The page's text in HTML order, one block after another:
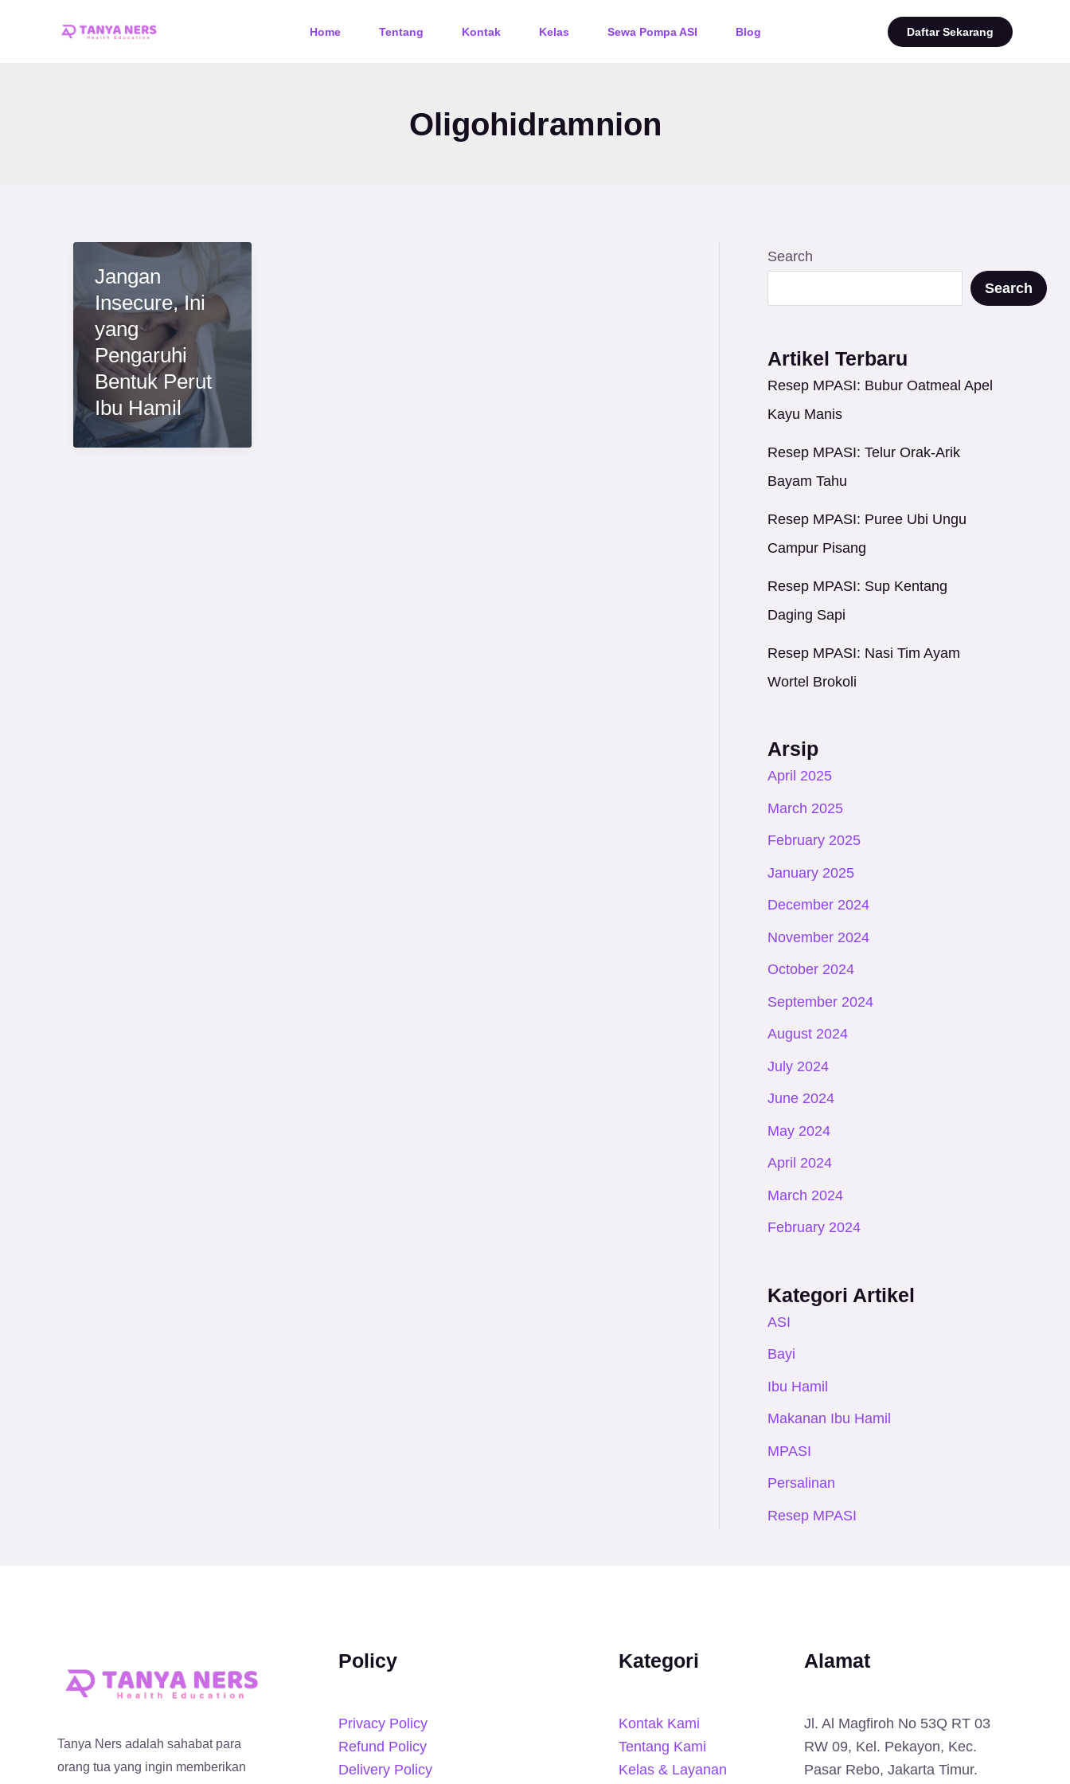
Home Tentang Kontak Kelas Sewa Pompa ASI Blog Daftar Sekarang
Oligohidramnion
Jangan
Insecure, Ini
yang
Pengaruhi
Bentuk Perut
Ibu Hamil
Search
Search
Artikel Terbaru
Resep MPASI: Bubur Oatmeal Apel
Kayu Manis
Resep MPASI: Telur Orak-Arik
Bayam Tahu
Resep MPASI: Puree Ubi Ungu
Campur Pisang
Resep MPASI: Sup Kentang
Daging Sapi
Resep MPASI: Nasi Tim Ayam
Wortel Brokoli
Arsip
April 2025
March 2025
February 2025
January 2025
December 2024
November 2024
October 2024
September 2024
August 2024
July 2024
June 2024
May 2024
April 2024
March 2024
February 2024
Kategori Artikel
ASI
Bayi
Ibu Hamil
Makanan Ibu Hamil
MPASI
Persalinan
Resep MPASI
Tanya Ners adalah sahabat para
orang tua yang ingin memberikan
Policy
Privacy Policy
Refund Policy
Delivery Policy
Kategori
Kontak Kami
Tentang Kami
Kelas & Layanan
Alamat
Jl. Al Magfiroh No 53Q RT 03
RW 09, Kel. Pekayon, Kec.
Pasar Rebo, Jakarta Timur.